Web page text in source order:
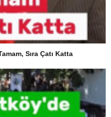
Sıra Çatı Katta